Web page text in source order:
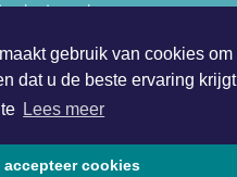
gebruik van cookies om
dat u de beste ervaring krijgt
Lees meer
accepteer cookies
in de regio